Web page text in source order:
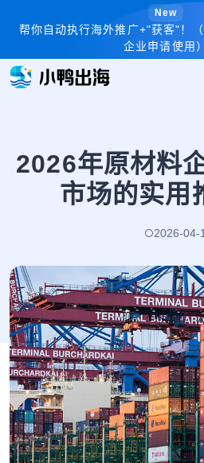
New
帮你自动执行海外推广+"获客"！
企业申请使用）
2026年原材料
市场的实用
2026-04-